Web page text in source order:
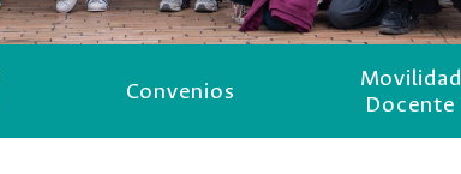
Convenios
Movilidad
Docente